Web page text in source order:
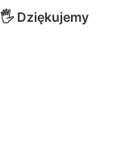
🖐 Dziękujemy